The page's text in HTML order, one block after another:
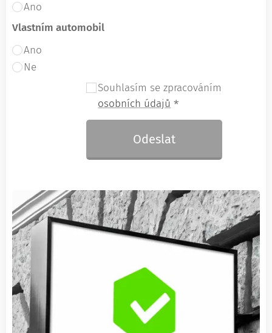
Ano
Vlastním automobil
Ano
Ne
Souhlasím se zpracováním
osobních údajů
Odeslat